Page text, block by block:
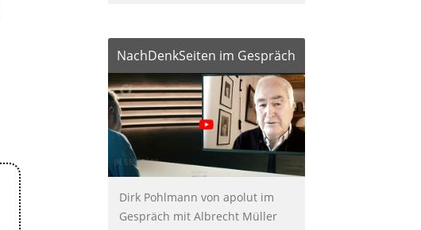
NachDenkSeiten im Gespräch
Dirk Pohlmann von apolut im
Gespräch mit Albrecht Müller